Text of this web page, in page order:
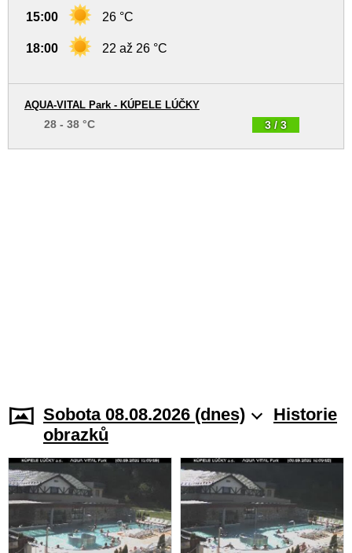
15:00 26 °C
18:00 22 až 26 °C
3 / 3
AQUA-VITAL Park - KÚPELE LÚČKY
28 - 38 °C
Sobota 08.08.2026 (dnes)
Historie
obrazků